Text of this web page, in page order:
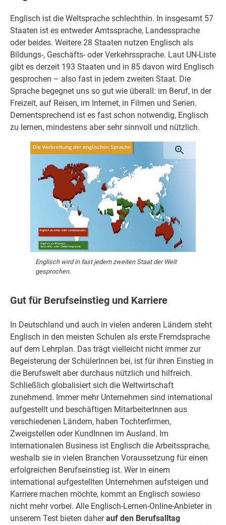
Englisch ist die Weltsprache schlechthin. In insgesamt 57
Staaten ist es entweder Amtssprache, Landessprache
oder beides. Weitere 28 Staaten nutzen Englisch als
Bildungs-, Geschäfts- oder Verkehrssprache. Laut UN-Liste
gibt es derzeit 193 Staaten und in 85 davon wird Englisch
gesprochen – also fast in jedem zweiten Staat. Die
Sprache begegnet uns so gut wie überall: im Beruf, in der
Freizeit, auf Reisen, im Internet, in Filmen und Serien.
Dementsprechend ist es fast schon notwendig, Englisch
zu lernen, mindestens aber sehr sinnvoll und nützlich.
Englisch wird in fast jedem zweiten Staat der Welt
gesprochen.
Gut für Berufseinstieg und Karriere
In Deutschland und auch in vielen anderen Ländern steht
Englisch in den meisten Schulen als erste Fremdsprache
auf dem Lehrplan. Das trägt vielleicht nicht immer zur
Begeisterung der SchülerInnen bei, ist für ihren Einstieg in
die Berufswelt aber durchaus nützlich und hilfreich.
Schließlich globalisiert sich die Weltwirtschaft
zunehmend. Immer mehr Unternehmen sind international
aufgestellt und beschäftigen MitarbeiterInnen aus
verschiedenen Ländern, haben Tochterfirmen,
Zweigstellen oder KundInnen im Ausland. Im
internationalen Business ist Englisch die Arbeitssprache,
weshalb sie in vielen Branchen Voraussetzung für einen
erfolgreichen Berufseinstieg ist. Wer in einem
international aufgestellten Unternehmen aufsteigen und
Karriere machen möchte, kommt an Englisch sowieso
nicht mehr vorbei. Alle Englisch-Lernen-Online-Anbieter in
unserem Test bieten daherauf den Berufsalltag